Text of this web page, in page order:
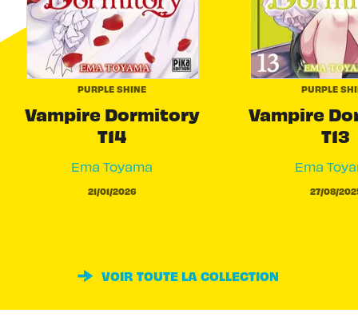
PURPLE SHINE
Vampire Dormitory
T14
Ema Toyama
21/01/2026
PURPLE
Vampire
T13
Ema
27/08/
VOIR TOUTE LA COLLECTION